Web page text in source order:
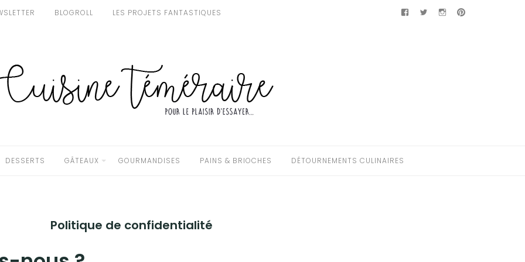
BLOGROLL LES PROJETS FANTASTIQUES Facebook
TwitterInstagramPinterest
DESSERTS GÂTEAUX GOURMANDISES PAINS & BRIOCHES DÉTOURNEMENTS CULINAIRES
Politique de confidentialité